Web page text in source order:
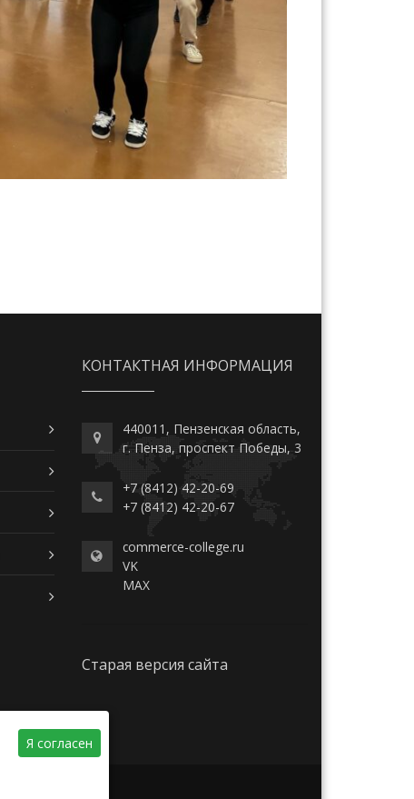
КОНТАКТНАЯ ИНФОРМАЦИЯ
440011, Пензенская область,
г. Пенза, проспект Победы, 3
+7 (8412) 42-20-69
+7 (8412) 42-20-67
commerce-college.ru
VK
MAX
Старая версия сайта
Я согласен